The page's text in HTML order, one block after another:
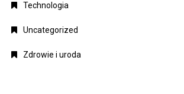
Technologia
Uncategorized
Zdrowie i uroda